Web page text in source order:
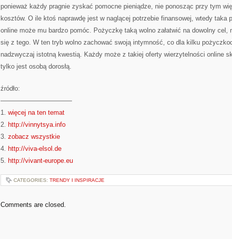
ponieważ każdy pragnie zyskać pomocne pieniądze, nie ponosząc przy tym
kosztów. O ile ktoś naprawdę jest w naglącej potrzebie finansowej, wtedy taka
online może mu bardzo pomóc. Pożyczkę taką wolno załatwić na dowolny cel,
się z tego. W ten tryb wolno zachować swoją intymność, co dla kilku
nadzwyczaj istotną kwestią. Każdy może z takiej oferty wierzytelności online
tylko jest osobą dorosłą.
źródło:
———————————
1. więcej na ten temat
2. http://vinnytsya.info
3. zobacz wszystkie
4. http://viva-elsol.de
5. http://vivant-europe.eu
CATEGORIES: TRENDY I INSPIRACJE
Comments are closed.